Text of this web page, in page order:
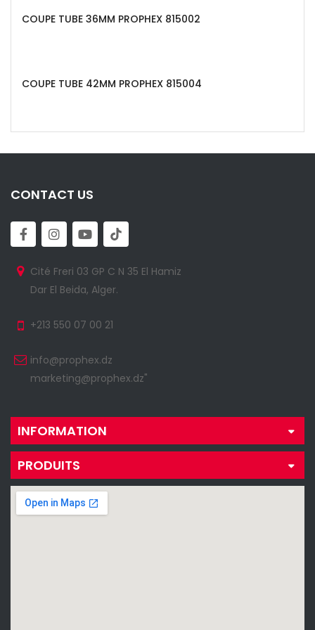
COUPE TUBE 36MM PROPHEX 815002
COUPE TUBE 42MM PROPHEX 815004
CONTACT US
Cité Freri 03 GP C N 35 El Hamiz
Dar El Beida, Alger.
+213 550 07 00 21
info@prophex.dz
marketing@prophex.dz"
INFORMATION
PRODUITS